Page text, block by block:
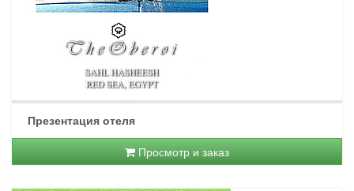
Презентация отеля
Просмотр и заказ